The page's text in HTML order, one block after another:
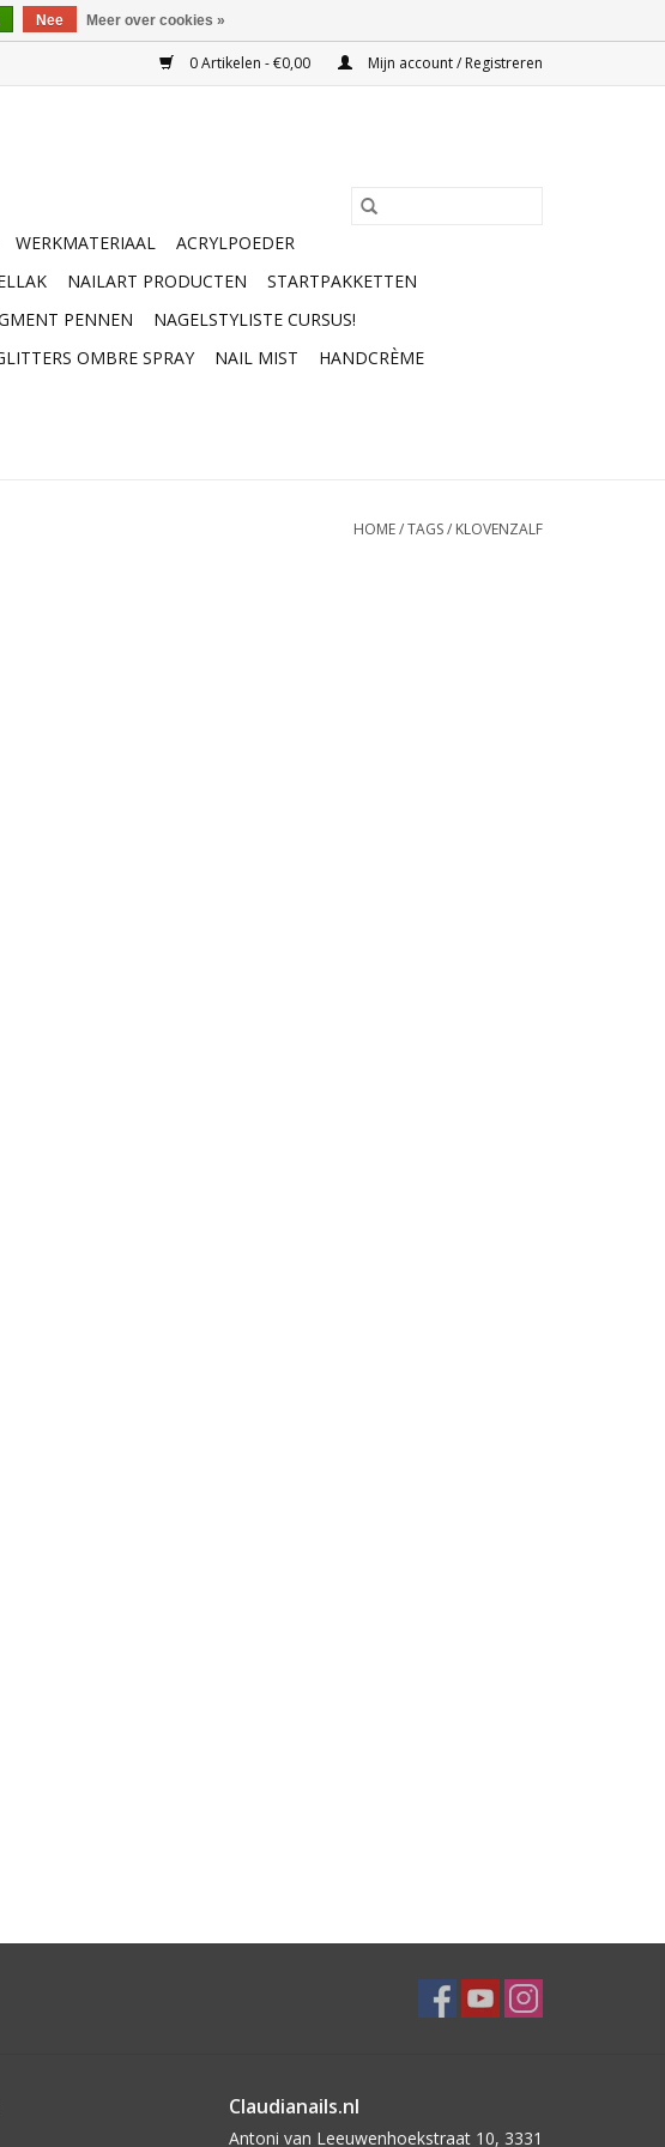
0 Artikelen - €0,00 Mijn account / Registreren
WERKMATERIAAL
ACRYLPOEDER
NAILART PRODUCTEN
STARTPAKKETTEN
PENNEN
NAGELSTYLISTE CURSUS!
OMBRE SPRAY NAIL MIST HANDCRÈME
HOME/TAGS/ KLOVENZALF
Claudianails.nl
Antoni van Leeuwenhoekstraat 10, 3331
Nee Meer over cookies »